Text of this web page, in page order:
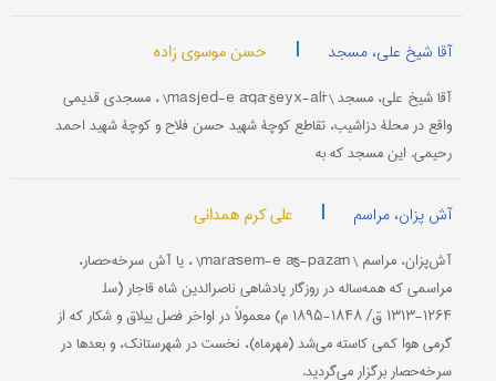
آقا شیخ علی، مسجد | حسن موسوی زاده
آقا شیخ علی، مسجد \ masjed-e āqā šeyx-alī\ ، مسجدی قدیمی
واقع در محلۀ دزاشیب، تقاطع کوچۀ شهید حسن فلاح و کوچۀ شهید احمد
رحیمی. این مسجد که به
آش پزان، مراسم | علی کرم همدانی
آش‌پزان، مراسم \ marāsem-e āš-pazān\ ، یا آش سرخه‌حصار،
مراسمی که همه‌ساله در روزگار پادشاهی ناصرالدین شاه قاجار (سل‍
۱۲۶۴-۱۳۱۳ ق/ ۱۸۴۸-۱۸۹۵ م) معمولاً در اواخر فصل ییلاق و شکار که از
گرمی هوا کمی کاسته می‌شد (مهرماه)، نخست در شهرستانک، و بعدها در
سرخه‌حصار برگزار می‌گردید.